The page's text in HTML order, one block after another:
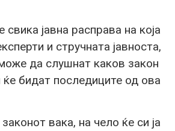
јавна расправа на која
и стручната јавноста,
да слушнат каков закон
ќе бидат последиците од ова
вака, на чело ќе си ја